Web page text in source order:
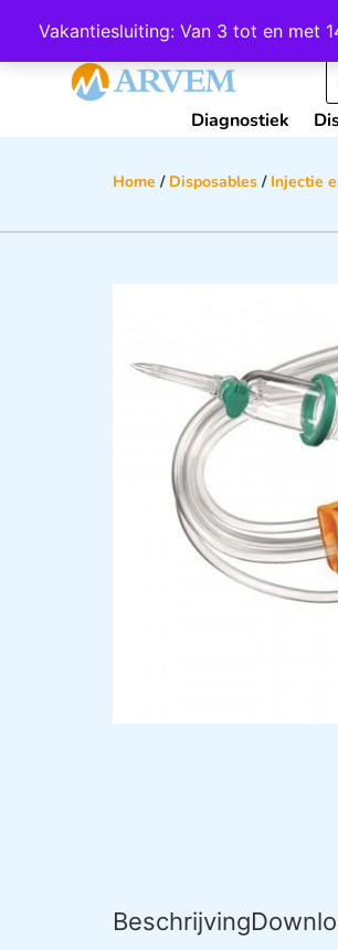
Vakantiesluiting: Van 3 tot en met
Wij scoren een 4,8
Diagnostiek
Home / Disposables / Injectie
Beschrijving